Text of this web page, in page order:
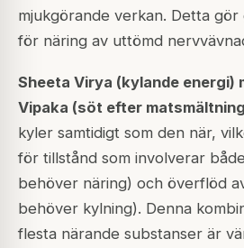
mjukgörande verkan. Detta
för näring av uttömd
Sheeta Virya (kylande energi)
Vipaka (söt efter
kyler samtidigt som den när,
för tillstånd som involverar
behöver näring) och överflöd
behöver kylning). Denna
flesta närande substanser är